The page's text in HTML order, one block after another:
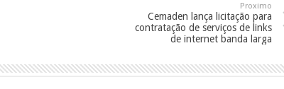
Proximo
Cemaden lança licitação para
contratação de serviços de links
de internet banda larga